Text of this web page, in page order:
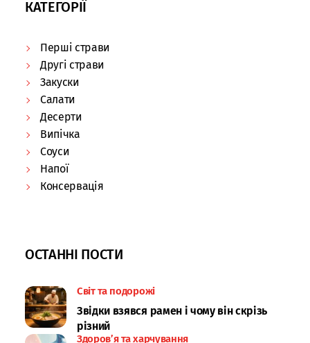
КАТЕГОРІЇ
Перші страви
Другі страви
Закуски
Салати
Десерти
Випічка
Соуси
Напої
Консервація
ОСТАННІ ПОСТИ
Світ та подорожі
Звідки взявся рамен і чому він скрізь
різний
Здоров’я та харчування